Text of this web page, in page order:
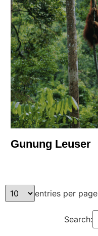
Gunung Leuser
entries per page
Search: